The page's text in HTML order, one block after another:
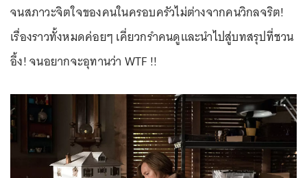
จนสภาวะจิตใจของคนในครอบครัวไม่ต่างจากคนวิกลจริต!
เรื่องราวทั้งหมดค่อยๆ เคี่ยวกรำคนดูและนำไปสู่บทสรุปที่ชวน
อึ้ง! จนอยากจะอุทานว่า WTF !!